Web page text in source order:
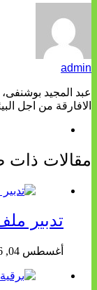
admin
عبد المجيد
الافارقة من اجل
مقالات ذات
تدبير
أغسطس 04, 2026